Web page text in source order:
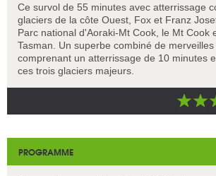
Ce survol de 55 minutes avec atterrissage
glaciers de la côte Ouest, Fox et Franz
Parc national d'Aoraki-Mt Cook, le Mt Cook
Tasman. Un superbe combiné de
comprenant un atterrissage de 10 minutes
ces trois glaciers majeurs.
PROGRAMME